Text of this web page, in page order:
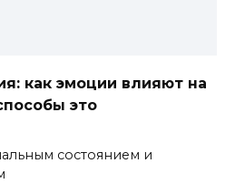
как эмоции влияют на
это
состоянием и